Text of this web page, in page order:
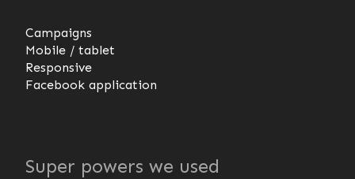
Campaigns
Mobile / tablet
Responsive
Facebook application
Super powers we used